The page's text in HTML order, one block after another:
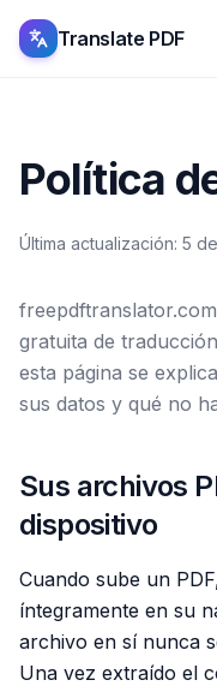
Translate PDF
Política
Última actualización: 5
gratuita de
esta página se
sus datos y qué no
Sus archivos
dispositivo
Cuando sube un
íntegramente en su
archivo en sí nunca
Una vez extraído el